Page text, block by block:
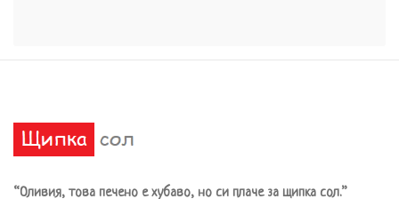
“Оливия, това печено е хубаво, но си плаче за щипка сол.”